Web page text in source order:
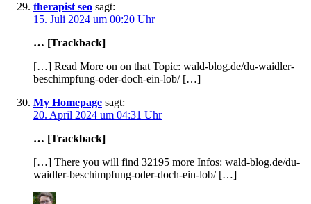
therapist seo sagt:
15. Juli 2024 um 00:20 Uhr
… [Trackback]
[…] Read More on on that Topic: wald-blog.de/du-waidler-
beschimpfung-oder-doch-ein-lob/ […]
My Homepage sagt:
20. April 2024 um 04:31 Uhr
… [Trackback]
[…] There you will find 32195 more Infos: wald-blog.de/du-
waidler-beschimpfung-oder-doch-ein-lob/ […]